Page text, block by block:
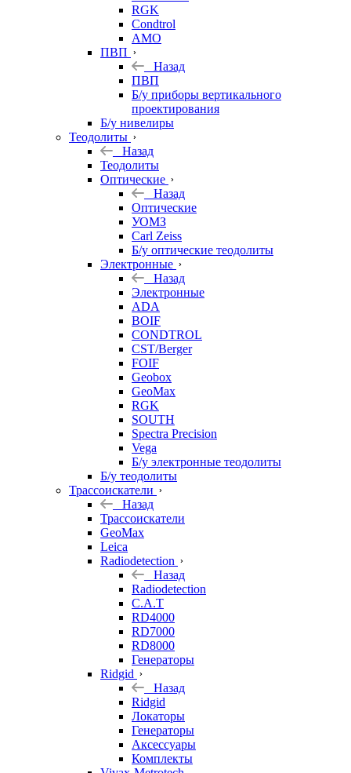
RGK
Condtrol
AMO
ПВП
Назад
ПВП
Б/у приборы вертикального
проектирования
Б/у нивелиры
Теодолиты
Назад
Теодолиты
Оптические
Назад
Оптические
УОМЗ
Carl Zeiss
Б/у оптические теодолиты
Электронные
Назад
Электронные
ADA
BOIF
CONDTROL
CST/Berger
FOIF
Geobox
GeoMax
RGK
SOUTH
Spectra Precision
Vega
Б/у электронные теодолиты
Б/у теодолиты
Трассоискатели
Назад
Трассоискатели
GeoMax
Leica
Radiodetection
Назад
Radiodetection
C.A.T
RD4000
RD7000
RD8000
Генераторы
Ridgid
Назад
Ridgid
Локаторы
Генераторы
Аксессуары
Комплекты